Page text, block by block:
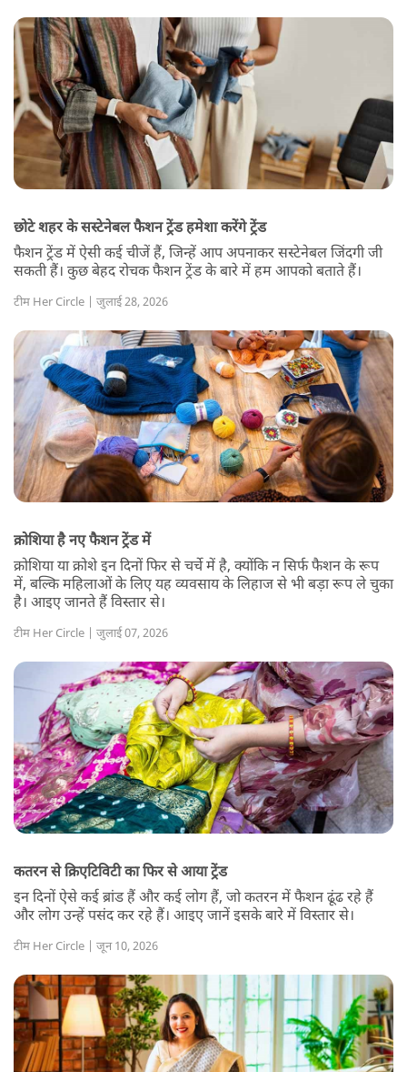
छोटे शहर के सस्टेनेबल फैशन ट्रेंड हमेशा करेंगे ट्रेंड
फैशन ट्रेंड में ऐसी कई चीजें हैं, जिन्हें आप अपनाकर सस्टेनेबल जिंदगी जी
सकती हैं। कुछ बेहद रोचक फैशन ट्रेंड के बारे में हम आपको बताते हैं।
टीम Her Circle | जुलाई 28, 2026
क्रोशिया है नए फैशन ट्रेंड में
क्रोशिया या क्रोशे इन दिनों फिर से चर्चे में है, क्योंकि न सिर्फ फैशन के रूप
में, बल्कि महिलाओं के लिए यह व्यवसाय के लिहाज से भी बड़ा रूप ले चुका
है। आइए जानते हैं विस्तार से।
टीम Her Circle | जुलाई 07, 2026
कतरन से क्रिएटिविटी का फिर से आया ट्रेंड
इन दिनों ऐसे कई ब्रांड हैं और कई लोग हैं, जो कतरन में फैशन ढूंढ रहे हैं
और लोग उन्हें पसंद कर रहे हैं। आइए जानें इसके बारे में विस्तार से।
टीम Her Circle | जून 10, 2026